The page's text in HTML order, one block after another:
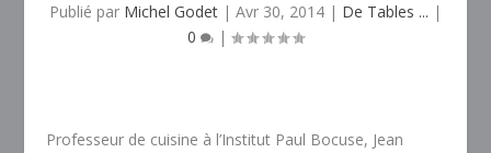
Publié par Michel Godet | Avr 30, 2014 | De Tables ... |
0
|
Professeur de cuisine à l’Institut Paul Bocuse, Jean